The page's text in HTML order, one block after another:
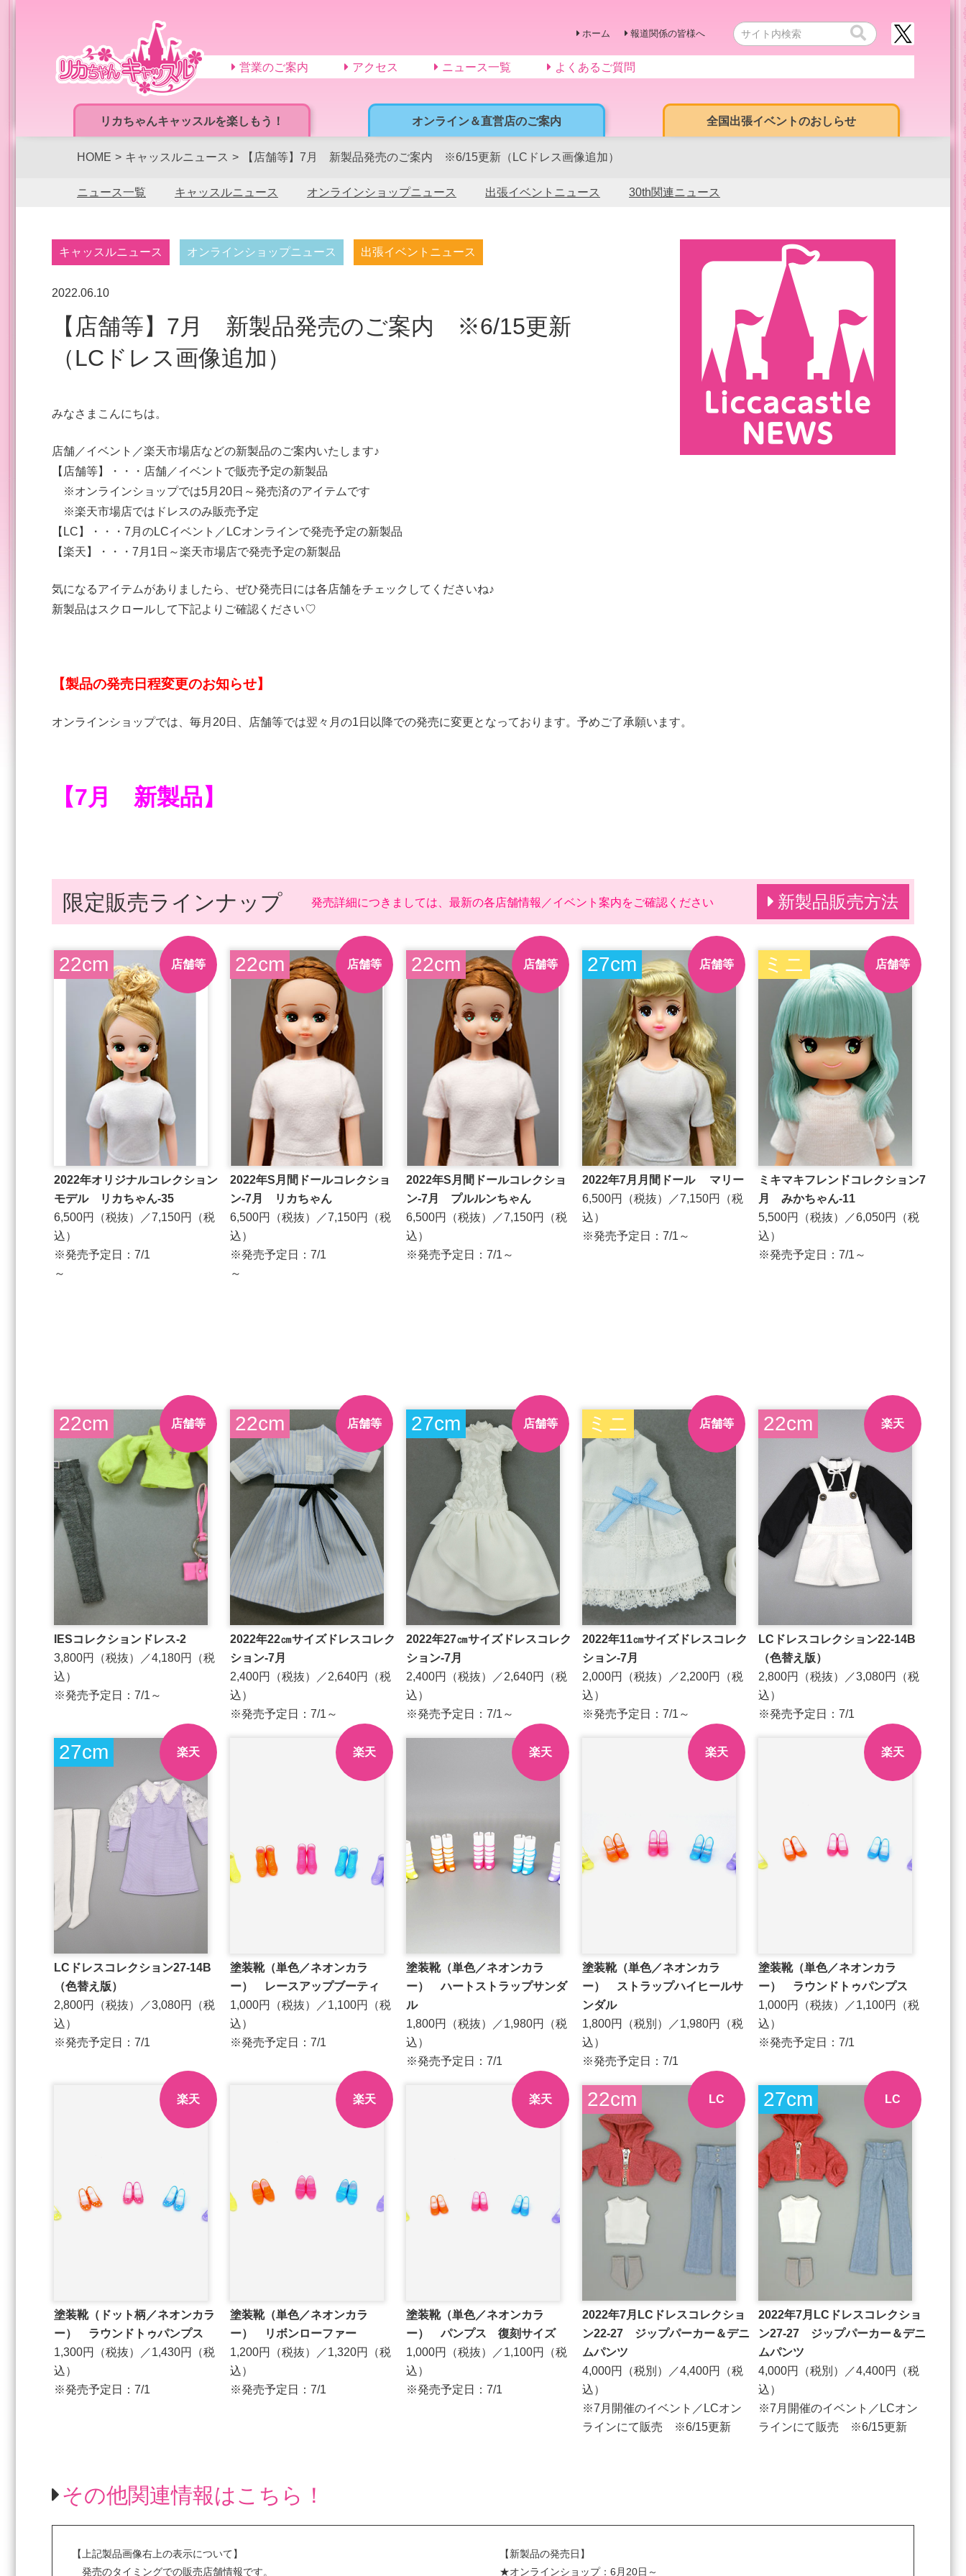
リカちゃんキャッスルを楽しもう！ オンライン＆直営店のご案内 全国出張イベントのおしらせ
ホーム 報道関係の皆様へ
営業のご案内 アクセス ニュース一覧 よくあるご質問
HOME キャッスルニュース 【店舗等】7月 新製品発売のご案内 ※6/15更新（LCドレス画像追加）
ニュース一覧 キャッスルニュース オンラインショップニュース 出張イベントニュース 30th関連ニュース
キャッスルニュース オンラインショップニュース 出張イベントニュース
2022.06.10
【店舗等】7月 新製品発売のご案内 ※6/15更新
（LCドレス画像追加）
みなさまこんにちは。
店舗／イベント／楽天市場店などの新製品のご案内いたします♪
【店舗等】・・・店舗／イベントで販売予定の新製品
※オンラインショップでは5月20日～発売済のアイテムです
※楽天市場店ではドレスのみ販売予定
【LC】・・・7月のLCイベント／LCオンラインで発売予定の新製品
【楽天】・・・7月1日～楽天市場店で発売予定の新製品
気になるアイテムがありましたら、ぜひ発売日には各店舗をチェックしてくださいね♪
新製品はスクロールして下記よりご確認ください♡
【製品の発売日程変更のお知らせ】
オンラインショップでは、毎月20日、店舗等では翌々月の1日以降での発売に変更となっております。予めご了承願います。
【7月 新製品】
限定販売ラインナップ 発売詳細につきましては、最新の各店舗情報／イベント案内をご確認ください 新製品販売方法
店舗等
22cm
2022年オリジナルコレクション
モデル リカちゃん-35
6,500円（税抜）／7,150円（税
込）
※発売予定日：7/1
～
店舗等
22cm
2022年S月間ドールコレクショ
ン-7月 リカちゃん
6,500円（税抜）／7,150円（税
込）
※発売予定日：7/1
～
店舗等
22cm
2022年S月間ドールコレクショ
ン-7月 プルルンちゃん
6,500円（税抜）／7,150円（税
込）
※発売予定日：7/1～
店舗等
27cm
2022年7月月間ドール マリー
6,500円（税抜）／7,150円（税
込）
※発売予定日：7/1～
店舗等
ミニ
ミキマキフレンドコレクション7
月 みかちゃん‐11
5,500円（税抜）／6,050円（税
込）
※発売予定日：7/1～
店舗等
22cm
IESコレクションドレス-2
3,800円（税抜）／4,180円（税
込）
※発売予定日：7/1～
店舗等
22cm
2022年22㎝サイズドレスコレク
ション-7月
2,400円（税抜）／2,640円（税
込）
※発売予定日：7/1～
店舗等
27cm
2022年27㎝サイズドレスコレク
ション-7月
2,400円（税抜）／2,640円（税
込）
※発売予定日：7/1～
店舗等
ミニ
2022年11㎝サイズドレスコレク
ション-7月
2,000円（税抜）／2,200円（税
込）
※発売予定日：7/1～
楽天
22cm
LCドレスコレクション22-14B
（色替え版）
2,800円（税抜）／3,080円（税
込）
※発売予定日：7/1
楽天
27cm
LCドレスコレクション27-14B
（色替え版）
2,800円（税抜）／3,080円（税
込）
※発売予定日：7/1
楽天
塗装靴（単色／ネオンカラ
ー） レースアップブーティ
1,000円（税抜）／1,100円（税
込）
※発売予定日：7/1
楽天
塗装靴（単色／ネオンカラ
ー） ハートストラップサンダ
ル
1,800円（税抜）／1,980円（税
込）
※発売予定日：7/1
楽天
塗装靴（単色／ネオンカラ
ー） ストラップハイヒールサ
ンダル
1,800円（税別）／1,980円（税
込）
※発売予定日：7/1
楽天
塗装靴（単色／ネオンカラ
ー） ラウンドトゥパンプス
1,000円（税抜）／1,100円（税
込）
※発売予定日：7/1
楽天
塗装靴（ドット柄／ネオンカラ
ー） ラウンドトゥパンプス
1,300円（税抜）／1,430円（税
込）
※発売予定日：7/1
楽天
塗装靴（単色／ネオンカラ
ー） リボンローファー
1,200円（税抜）／1,320円（税
込）
※発売予定日：7/1
楽天
塗装靴（単色／ネオンカラ
ー） パンプス 復刻サイズ
1,000円（税抜）／1,100円（税
込）
※発売予定日：7/1
LC
22cm
2022年7⽉LCドレスコレクショ
ン22-27 ジップパーカー＆デニ
ムパンツ
4,000円（税別）／4,400円（税
込）
※7月開催のイベント／LCオン
ラインにて販売 ※6/15更新
LC
27cm
2022年7⽉LCドレスコレクショ
ン27-27 ジップパーカー＆デニ
ムパンツ
4,000円（税別）／4,400円（税
込）
※7月開催のイベント／LCオン
ラインにて販売 ※6/15更新
その他関連情報はこちら！
【上記製品画像右上の表示について】
発売のタイミングでの販売店舗情報です。
【新製品の発売日】
★オンラインショップ：6月20日～